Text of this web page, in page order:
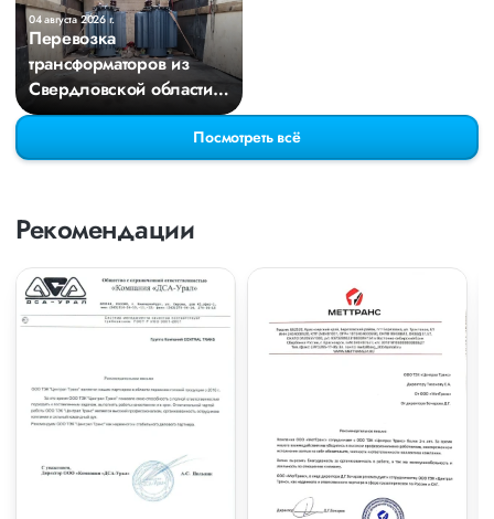
04 августа 2026 г.
Перевозка
трансформаторов из
Свердловской области в
Киров
Посмотреть всё
Рекомендации